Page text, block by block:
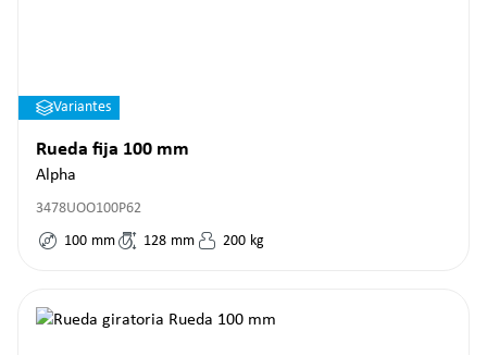
Variantes
Rueda fija 100 mm
Alpha
3478UOO100P62
100 mm 128 mm 200 kg